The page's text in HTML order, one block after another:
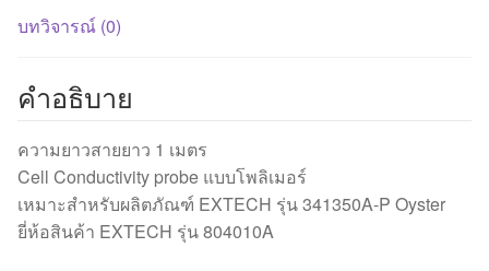
บทวิจารณ์ (0)
คำอธิบาย
ความยาวสายยาว 1 เมตร
Cell Conductivity probe แบบโพลิเมอร์
เหมาะสำหรับผลิตภัณฑ์ EXTECH รุ่น 341350A-P Oyster
ยี่ห้อสินค้า EXTECH รุ่น 804010A